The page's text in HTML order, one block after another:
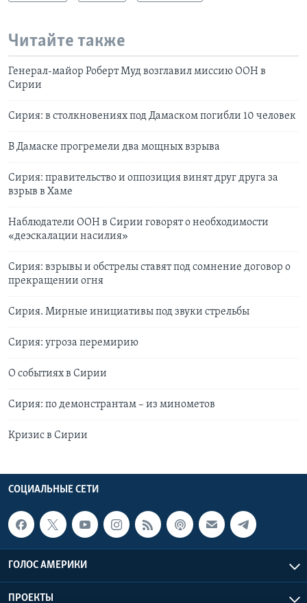
Читайте также
Генерал-майор Роберт Муд возглавил миссию ООН в
Сирии
Сирия: в столкновениях под Дамаском погибли 10 человек
В Дамаске прогремели два мощных взрыва
Сирия: правительство и оппозиция винят друг друга за
взрыв в Хаме
Наблюдатели ООН в Сирии говорят о необходимости
«деэскалации насилия»
Сирия: взрывы и обстрелы ставят под сомнение договор о
прекращении огня
Сирия. Мирные инициативы под звуки стрельбы
Сирия: угроза перемирию
О событиях в Сирии
Сирия: по демонстрантам – из минометов
Кризис в Сирии
СОЦИАЛЬНЫЕ СЕТИ
ГОЛОС АМЕРИКИ
ПРОЕКТЫ